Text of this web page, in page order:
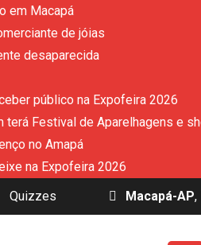
em Macapá
de jóias
desaparecida
público na Expofeira 2026
Festival de Aparelhagens e
no Amapá
na Expofeira 2026
Quizzes Macapá-AP,